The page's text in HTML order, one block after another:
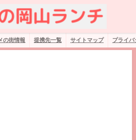
の街情報 提携先一覧 サイトマップ プライ